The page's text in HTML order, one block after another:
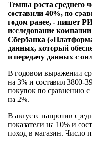
Темпы роста среднего
составили 40%, по
годом ранее, - пишет
исследование
Сбербанка
данных, который
и передачу данных с
В годовом выражении
на 3% и составил 3800-
покупок по сравнению с
на 2%.
В августе напротив
показатели на 10% и
поход в магазин. Число